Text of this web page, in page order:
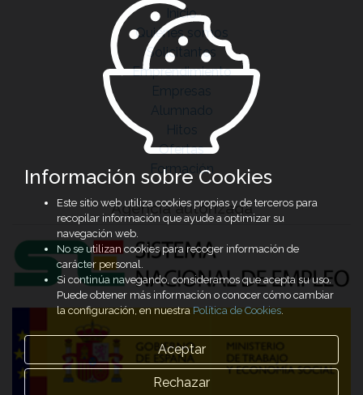
Inicio
Quiénes somos
Solicitantes
Emprendimiento
Empresas
Alumnado
Hitos
Ofertas
Formación
Agencia autorizada
Información sobre Cookies
Este sitio web utiliza cookies propias y de terceros para
recopilar información que ayude a optimizar su
navegación web.
No se utilizan cookies para recoger información de
carácter personal.
Si continúa navegando, consideramos que acepta su uso.
Puede obtener más información o conocer cómo cambiar
la configuración, en nuestraPolítica de Cookies.
Aceptar
Rechazar